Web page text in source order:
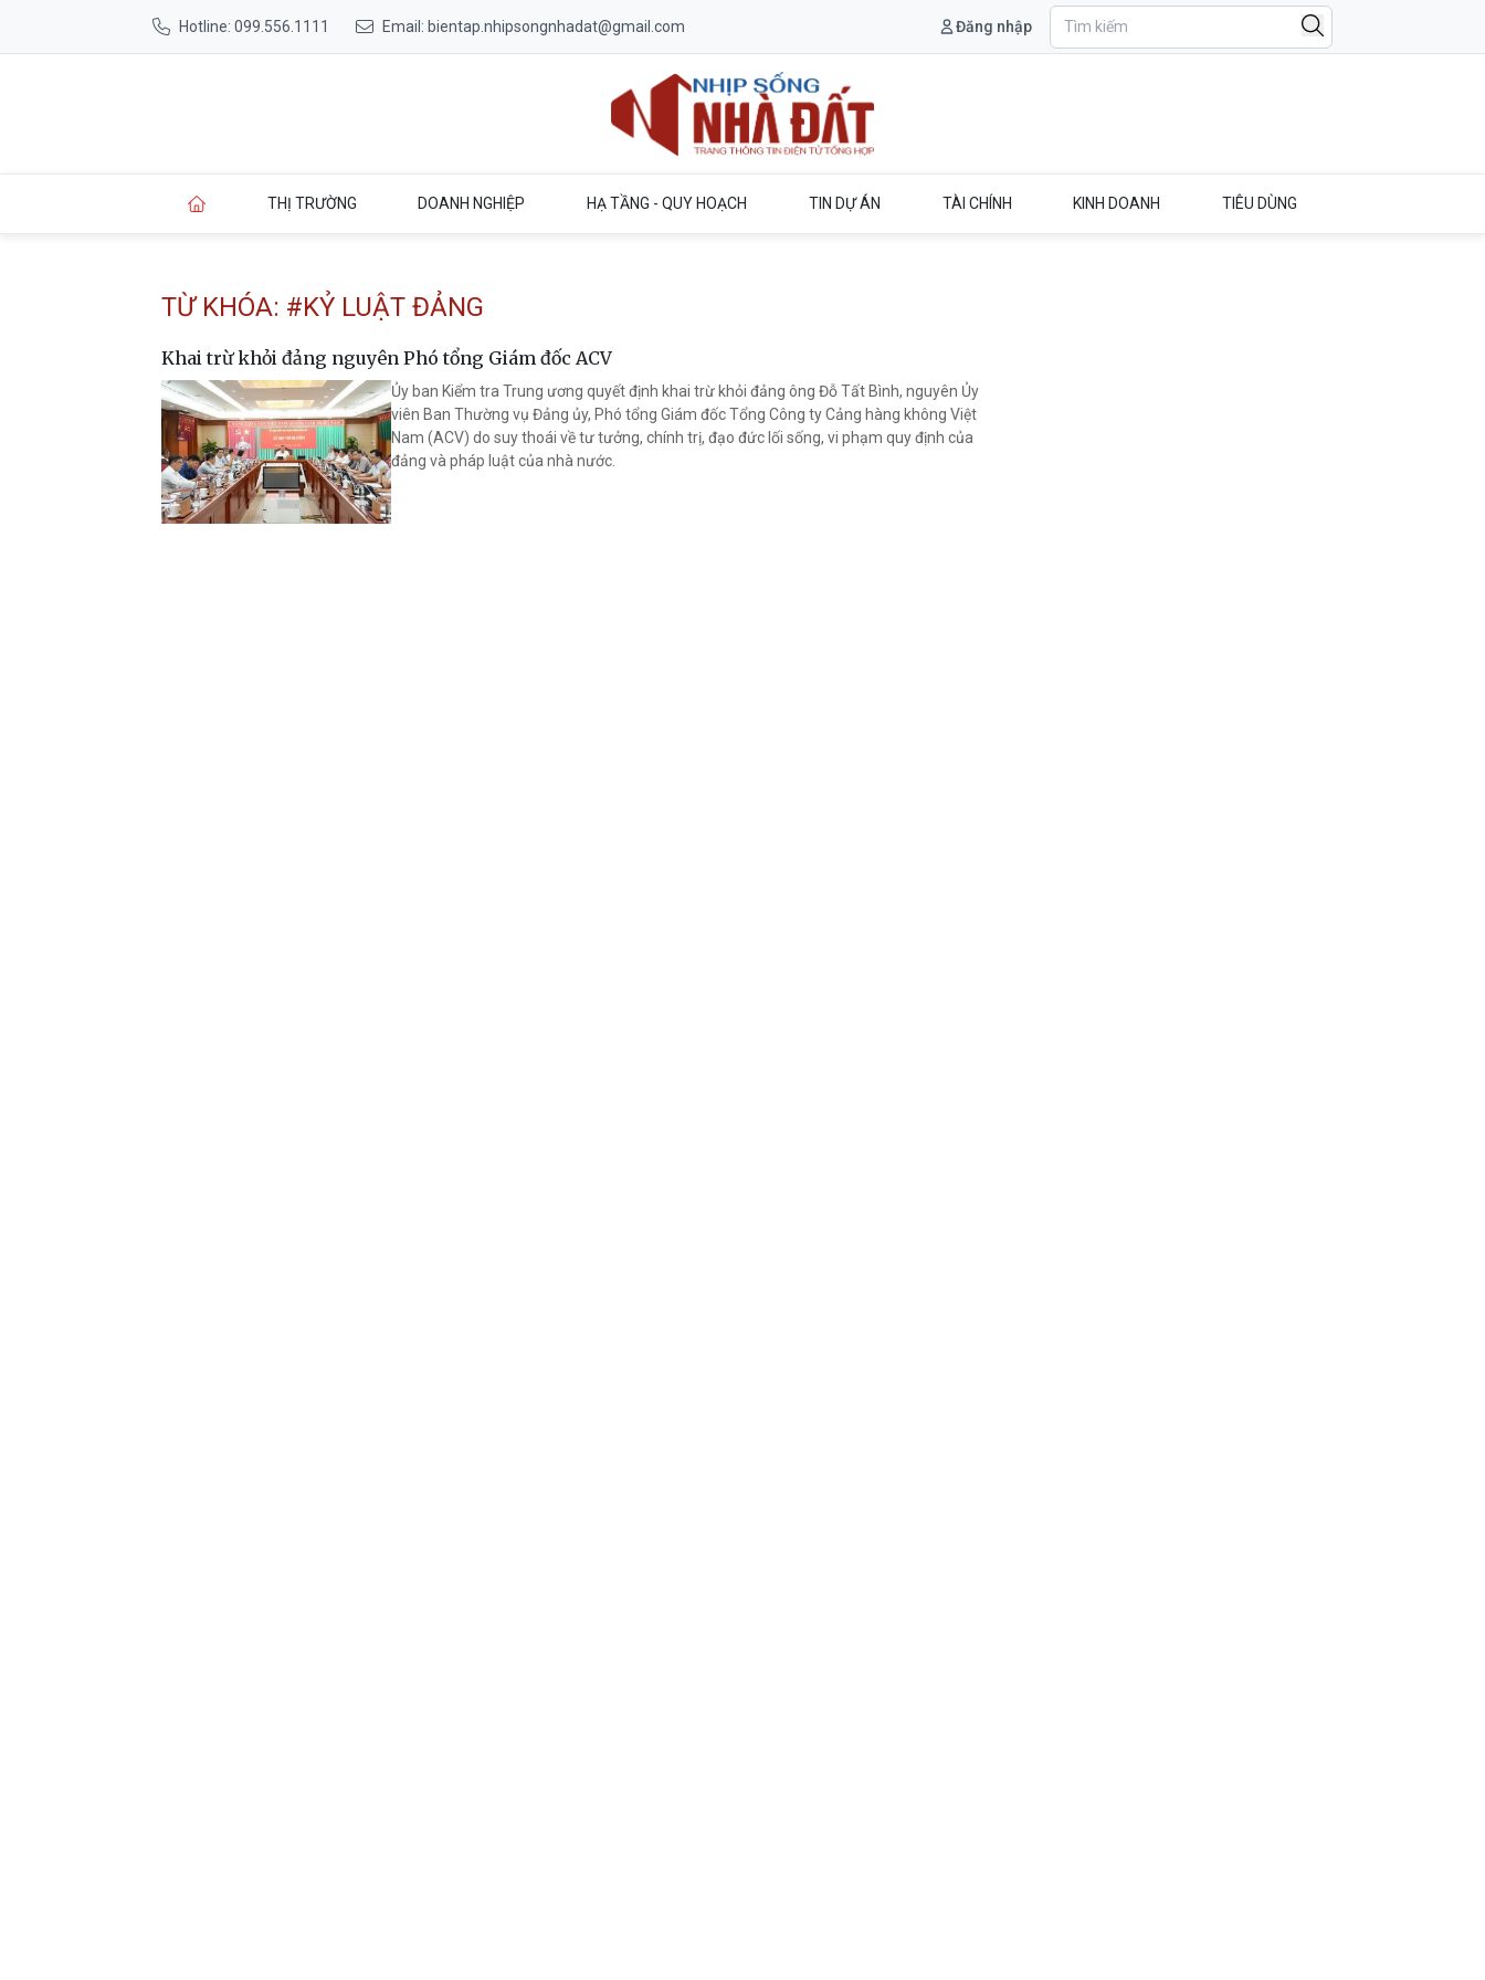
Hotline: 099.556.1111 Email: bientap.nhipsongnhadat@gmail.com Đăng nhập
THỊ TRƯỜNG DOANH NGHIỆP HẠ TẦNG - QUY HOẠCH TIN DỰ ÁN TÀI CHÍNH KINH DOANH TIÊU DÙNG
TỪ KHÓA: #KỶ LUẬT ĐẢNG
Khai trừ khỏi đảng nguyên Phó tổng Giám đốc ACV
Ủy ban Kiểm tra Trung ương quyết định khai trừ khỏi đảng ông Đỗ Tất Bình, nguyên Ủy
viên Ban Thường vụ Đảng ủy, Phó tổng Giám đốc Tổng Công ty Cảng hàng không Việt
Nam (ACV) do suy thoái về tư tưởng, chính trị, đạo đức lối sống, vi phạm quy định của
đảng và pháp luật của nhà nước.